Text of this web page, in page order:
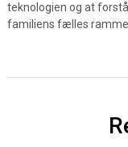
teknologien og at
familiens fælles